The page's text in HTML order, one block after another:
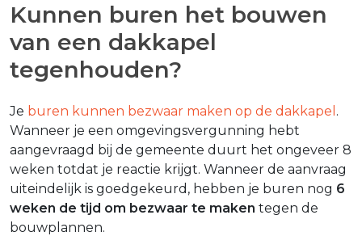
Kunnen buren het bouwen
van een dakkapel
tegenhouden?
Je buren kunnen bezwaar maken op de dakkapel .
Wanneer je een omgevingsvergunning hebt
aangevraagd bij de gemeente duurt het ongeveer 8
weken totdat je reactie krijgt. Wanneer de aanvraag
uiteindelijk is goedgekeurd, hebben je buren nog 6
weken de tijd om bezwaar te maken tegen de
bouwplannen.